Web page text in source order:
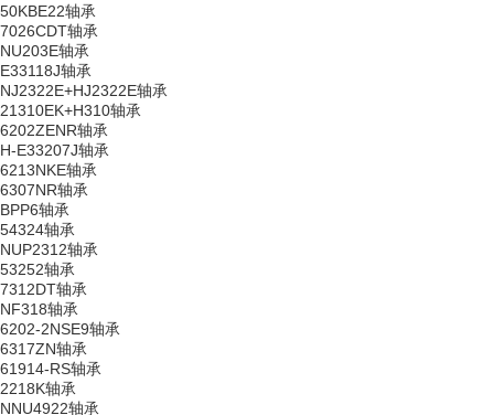
50KBE22轴承
7026CDT轴承
NU203E轴承
E33118J轴承
NJ2322E+HJ2322E轴承
21310EK+H310轴承
6202ZENR轴承
H-E33207J轴承
6213NKE轴承
6307NR轴承
BPP6轴承
54324轴承
NUP2312轴承
53252轴承
7312DT轴承
NF318轴承
6202-2NSE9轴承
6317ZN轴承
61914-RS轴承
2218K轴承
NNU4922轴承